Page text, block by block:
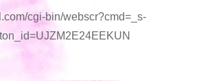
cgi-bin/webscr?cmd=_s-